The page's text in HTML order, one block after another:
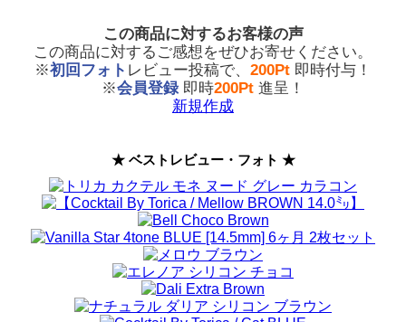
この商品に対するお客様の声
この商品に対するご感想をぜひお寄せください。
※初回フォト レビュー投稿で、 200Pt 即時付与！
※会員登録即時200Pt 進呈！
新規作成
★ ベストレビュー・フォト ★